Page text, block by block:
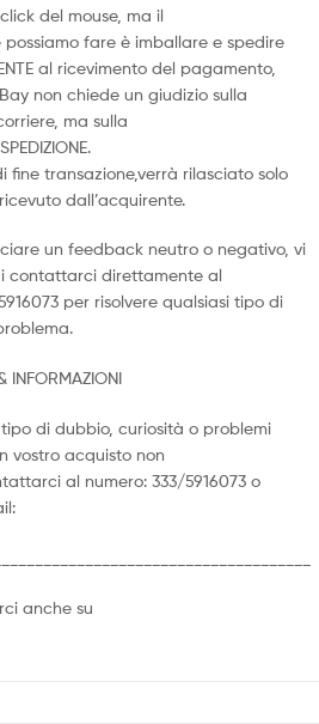
del mouse, ma il
possiamo fare è imballare e spedire
al ricevimento del pagamento,
non chiede un giudizio sulla
ma sulla
fine transazione,verrà rilasciato solo
dall’acquirente.
un feedback neutro o negativo, vi
contattarci direttamente al
per risolvere qualsiasi tipo di
INFORMAZIONI
tipo di dubbio, curiosità o problemi
vostro acquisto non
al numero: 333/5916073 o
anche su